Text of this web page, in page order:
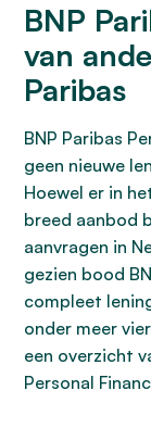
BNP
van
Paribas
BNP Paribas
geen nieuwe
Hoewel er in
breed aanbod
aanvragen in
gezien bood
compleet
onder meer
een overzicht
Personal